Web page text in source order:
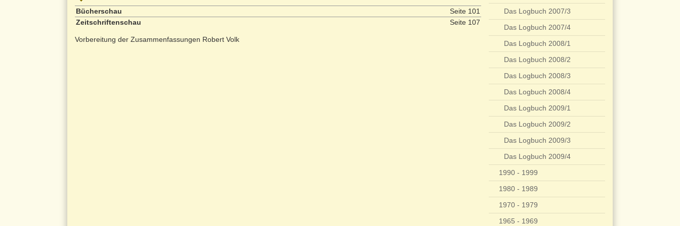
Bücherschau
Seite 101
Zeitschriftenschau
Seite 107
Vorbereitung der Zusammenfassungen Robert Volk
Das Logbuch 2007/3
Das Logbuch 2007/4
Das Logbuch 2008/1
Das Logbuch 2008/2
Das Logbuch 2008/3
Das Logbuch 2008/4
Das Logbuch 2009/1
Das Logbuch 2009/2
Das Logbuch 2009/3
Das Logbuch 2009/4
1990 - 1999
1980 - 1989
1970 - 1979
1965 - 1969